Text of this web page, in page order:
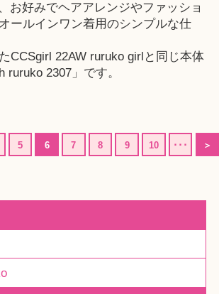
お好みでヘアアレンジやファッショ
ールインワン着用のシンプルな仕
CCSgirl 22AW ruruko girlと同じ本体
ruruko 2307」です。
5 6 7 8 9 10 ･･･ ＞